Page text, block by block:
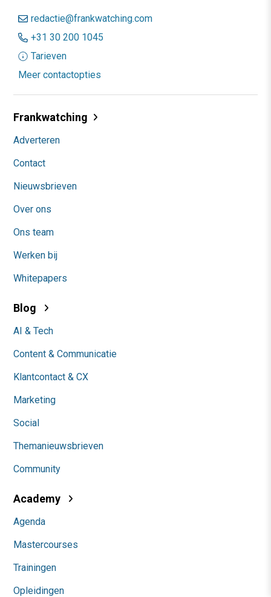
redactie@frankwatching.com
+31 30 200 1045
Tarieven
Meer contactopties
Frankwatching
Adverteren
Contact
Nieuwsbrieven
Over ons
Ons team
Werken bij
Whitepapers
Blog
AI & Tech
Content & Communicatie
Klantcontact & CX
Marketing
Social
Themanieuwsbrieven
Community
Academy
Agenda
Mastercourses
Trainingen
Opleidingen